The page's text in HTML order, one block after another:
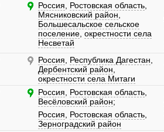
Россия Ростовская область
Мясниковский район
Большесальское сельское
поселение окрестности села
Несветай
Россия Республика Дагестан
Дербентский район
окрестности села Митаги
Россия Ростовская область
Весёловский район;
Россия
Ростовская область
Зерноградский район